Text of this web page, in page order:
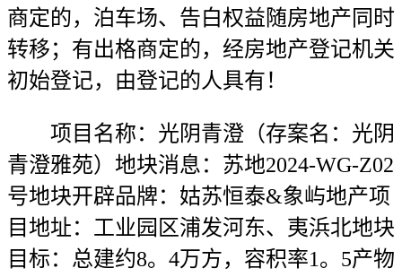
商定的，泊车场、告白权益随房地产同时
转移；有出格商定的，经房地产登记机关
初始登记，由登记的人具有！
项目名称：光阴青澄（存案名：光阴
青澄雅苑）地块消息：苏地2024-WG-Z02
号地块开辟品牌：姑苏恒泰&象屿地产项
目地址：工业园区浦发河东、夷浜北地块
目标：总建约8。4万方，容积率1。5产物